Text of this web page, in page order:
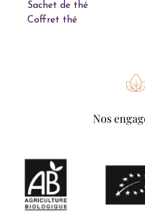
Sachet de thé
Coffret thé
Nos